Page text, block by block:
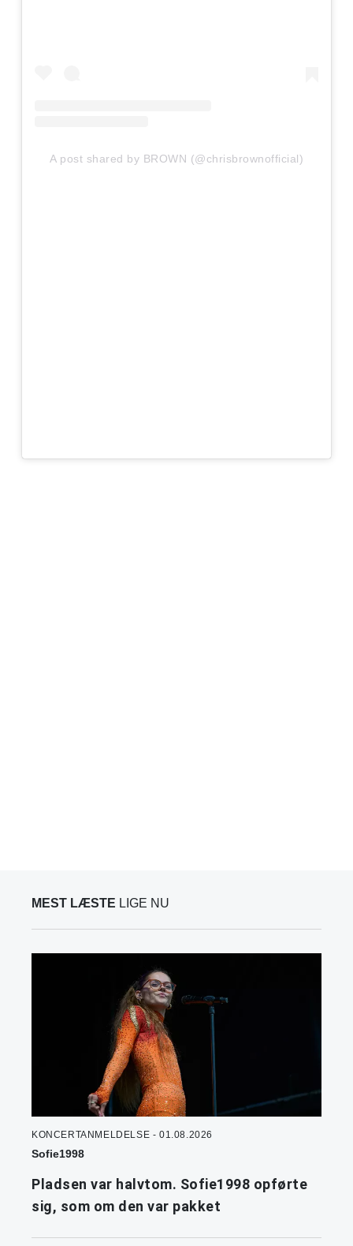
A post shared by BROWN (@chrisbrownofficial)
MEST LÆSTE LIGE NU
KONCERTANMELDELSE - 01.08.2026
Sofie1998
Pladsen var halvtom. Sofie1998 opførte
sig, som om den var pakket